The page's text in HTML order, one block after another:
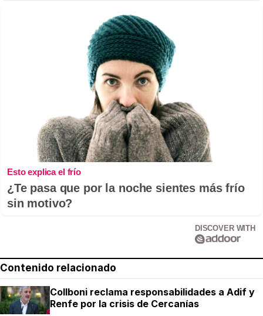
Esto explica el frío
¿Te pasa que por la noche sientes más frío
sin motivo?
DISCOVER WITH
Contenido relacionado
Collboni reclama responsabilidades a Adif y
Renfe por la crisis de Cercanías